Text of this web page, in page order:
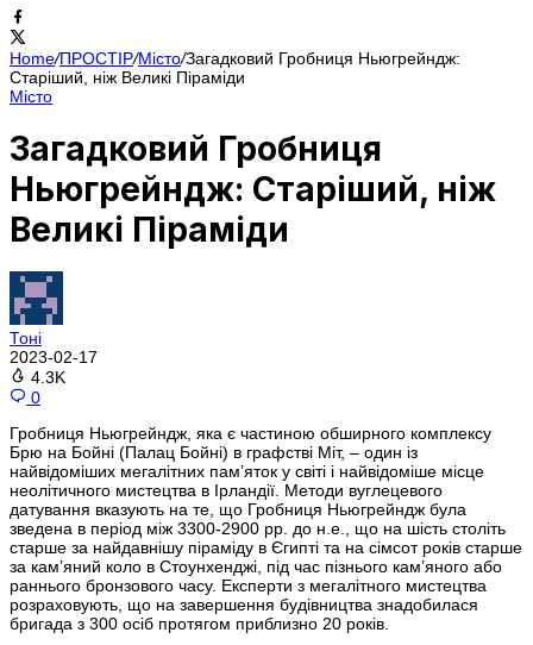
Home/ПРОСТІР/Місто/Загадковий Гробниця Ньюгрейндж:
Старіший, ніж Великі Піраміди
Місто
Загадковий Гробниця
Ньюгрейндж: Старіший, ніж
Великі Піраміди
Тоні
2023-02-17
4.3K
0
Гробниця Ньюгрейндж, яка є частиною обширного комплексу
Брю на Бойні (Палац Бойні) в графстві Міт, – один із
найвідоміших мегалітних пам’яток у світі і найвідоміше місце
неолітичного мистецтва в Ірландії. Методи вуглецевого
датування вказують на те, що Гробниця Ньюгрейндж була
зведена в період між 3300-2900 рр. до н.е., що на шість століть
старше за найдавнішу піраміду в Єгипті та на сімсот років старше
за кам’яний коло в Стоунхенджі, під час пізнього кам’яного або
раннього бронзового часу. Експерти з мегалітного мистецтва
розраховують, що на завершення будівництва знадобилася
бригада з 300 осіб протягом приблизно 20 років.